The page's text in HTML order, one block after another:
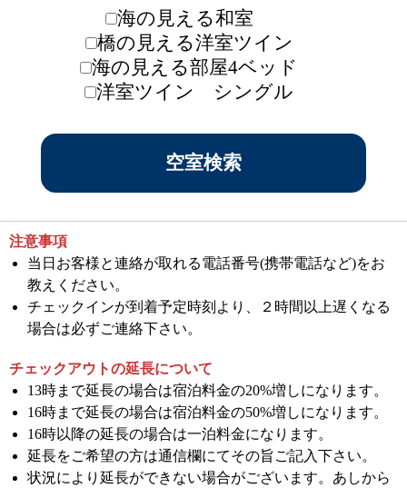
海の見える和室
橋の見える洋室ツイン
海の見える部屋4ベッド
洋室ツイン シングル
注意事項
当日お客様と連絡が取れる電話番号(携帯電話など)をお
教えください。
チェックインが到着予定時刻より、２時間以上遅くなる
場合は必ずご連絡下さい。
チェックアウトの延長について
13時まで延長の場合は宿泊料金の20%増しになります。
16時まで延長の場合は宿泊料金の50%増しになります。
16時以降の延長の場合は一泊料金になります。
延長をご希望の方は通信欄にてその旨ご記入下さい。
状況により延長ができない場合がございます。あしから